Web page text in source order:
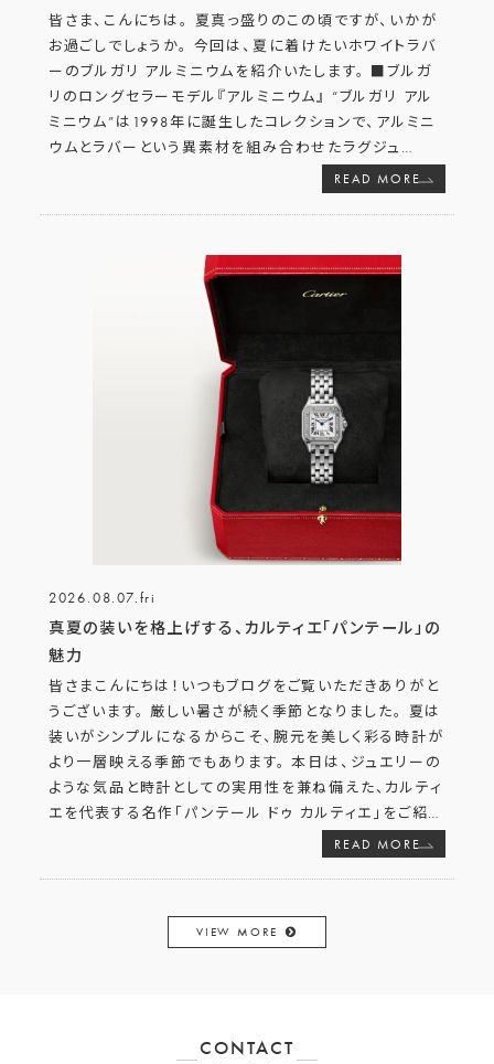
皆さま、こんにちは。 夏真っ盛りのこの頃ですが、いかが
お過ごしでしょうか。 今回は、夏に着けたいホワイトラバ
ーのブルガリ アルミニウムを紹介いたします。 ■ブルガ
リのロングセラーモデル『アルミニウム』 “ブルガリ アル
ミニウム”は1998年に誕生したコレクションで、アルミニ
ウムとラバーという異素材を組み合わせたラグジュ …
READ MORE
2026.08.07.fri
真夏の装いを格上げする、カルティエ「パンテール」の
魅力
皆さまこんにちは！いつもブログをご覧いただきありがと
うございます。 厳しい暑さが続く季節となりました。 夏は
装いがシンプルになるからこそ、腕元を美しく彩る時計が
より一層映える季節でもあります。 本日は、ジュエリーの
ような気品と時計としての実用性を兼ね備えた、カルティ
エを代表する名作「パンテール ドゥ カルティエ」をご紹…
READ MORE
VIEW MORE
CONTACT